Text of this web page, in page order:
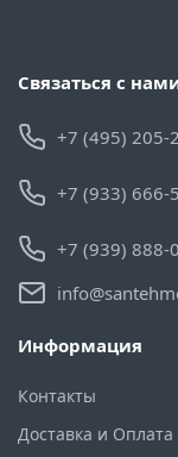
Связаться с
+7 (495)
+7 (933)
+7 (939)
Информация
Контакты
Доставка и Оплата